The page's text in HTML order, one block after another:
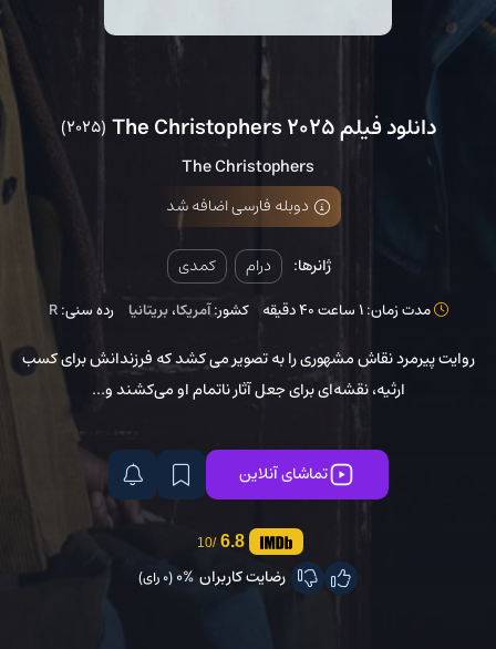
دانلود فیلم The Christophers 2025 (2025)
The Christophers
دوبله فارسی اضافه شد
ژانرها: درام کمدی
مدت زمان: 1 ساعت 40 دقیقه کشور:آمریکا،بریتانیا رده سنی:R
روایت پیرمرد نقاش مشهوری را به تصویر می کشد که فرزندانش برای کسب
ارثیه، نقشه‌ای برای جعل آثار ناتمام او می‌کشند و...
تماشای آنلاین
6.8
/10
رضایت کاربران 0%(0 رای)